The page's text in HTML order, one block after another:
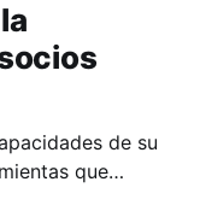
de su
que